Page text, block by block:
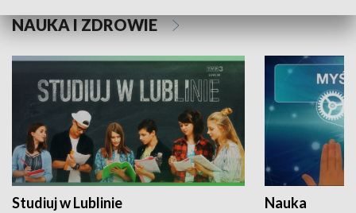
NAUKA I ZDROWIE
Studiuj w Lublinie Nauka